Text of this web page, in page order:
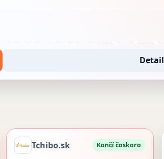
Detail
Tchibo.sk Končí čoskoro